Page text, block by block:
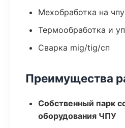
Мехобработка на чпу
Термообработка и
Сварка mig/tig/сп
Преимущества
Собственный парк
оборудования ЧПУ